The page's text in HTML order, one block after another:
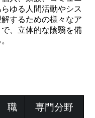
ゆる人間活動やシス
するための様々なア
、立体的な陰翳を備
職 専門分野